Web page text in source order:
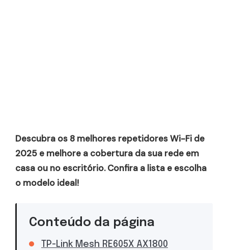
Descubra os 8 melhores repetidores Wi-Fi de
2025 e melhore a cobertura da sua rede em
casa ou no escritório. Confira a lista e escolha
o modelo ideal!
Conteúdo da página
TP-Link Mesh RE605X AX1800